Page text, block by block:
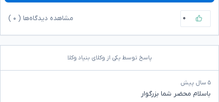
۰ مشاهده دیدگاه‌ها ( ۰
پاسخ توسط یکی از وکلای بنیاد وکلا
۵ سال پیش
باسلام محضر شما بزرگوار